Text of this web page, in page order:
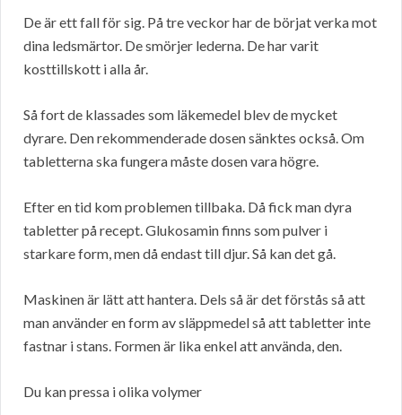
De är ett fall för sig. På tre veckor har de börjat verka mot
dina ledsmärtor. De smörjer lederna. De har varit
kosttillskott i alla år.
Så fort de klassades som läkemedel blev de mycket
dyrare. Den rekommenderade dosen sänktes också. Om
tabletterna ska fungera måste dosen vara högre.
Efter en tid kom problemen tillbaka. Då fick man dyra
tabletter på recept. Glukosamin finns som pulver i
starkare form, men då endast till djur. Så kan det gå.
Maskinen är lätt att hantera. Dels så är det förstås så att
man använder en form av släppmedel så att tabletter inte
fastnar i stans. Formen är lika enkel att använda, den.
Du kan pressa i olika volymer